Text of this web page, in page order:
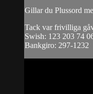
Gillar du Plussord
Tack var frivilliga
Swish: 123 203 74
Bankgiro: 297-1232